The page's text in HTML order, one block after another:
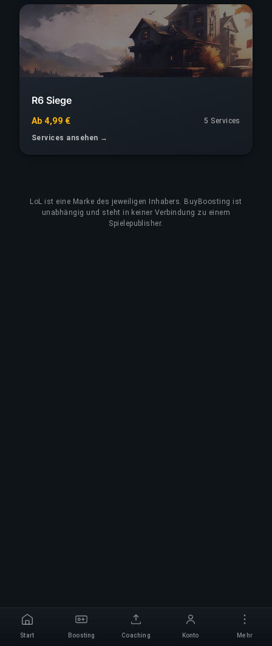
R6 Siege
Ab 4,99 €
5 Services
Services ansehen →
LoL
ist eine Marke des jeweiligen Inhabers. BuyBoosting ist
unabhängig und steht in keiner Verbindung zu einem
Spielepublisher.
Start Boosting Coaching Konto Mehr